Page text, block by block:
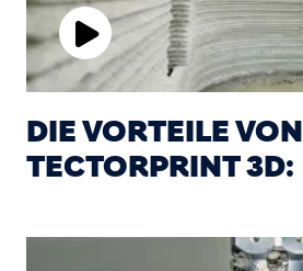
P
a
DIE VORTEILE VON
TECTORPRINT 3D: